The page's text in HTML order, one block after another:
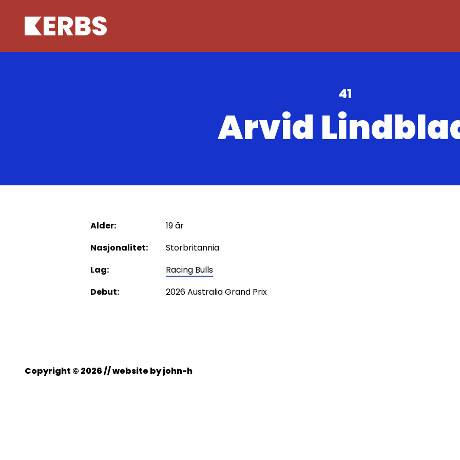
41
Arvid
Alder:
19 år
Nasjonalitet:
Storbritannia
Lag:
Racing Bulls
Debut:
2026 Australia Grand Prix
Copyright © 2026 // website byjohn-h